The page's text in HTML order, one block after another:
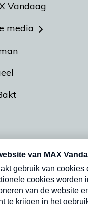
Vandaag
media
vrijdag- en